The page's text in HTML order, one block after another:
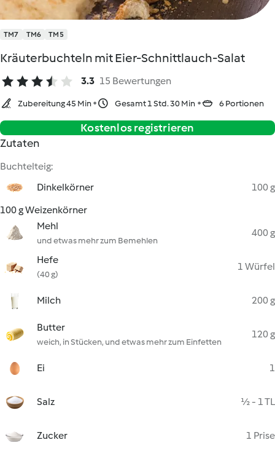
TM7 TM6 TM5
Kräuterbuchteln mit Eier-Schnittlauch-Salat
3.3 15 Bewertungen
Zubereitung 45 Min Gesamt 1 Std. 30 Min 6 Portionen
Kostenlos registrieren
Zutaten
Buchtelteig:
Dinkelkörner
100 g
100 g Weizenkörner
Mehl
und etwas mehr zum Bemehlen
400 g
Hefe
(40 g)
1 Würfel
Milch 200 g
Butter
weich, in Stücken, und etwas mehr zum Einfetten
120 g
Ei 1
Salz ½ - 1 TL
Zucker 1 Prise